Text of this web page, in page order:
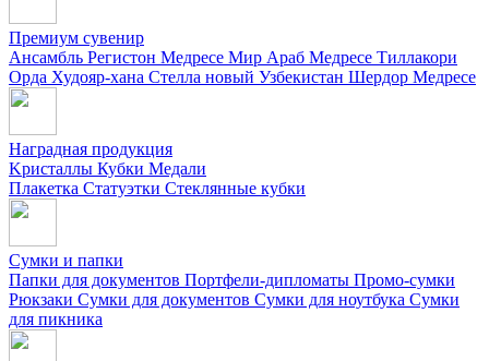
Премиум сувенир
Ансамбль Регистон Медресе Мир Араб Медресе Тиллакори
Орда Худояр-хана Стелла новый Узбекистан Шердор Медресе
Наградная продукция
Kристаллы Кубки Медали
Плакетка Статуэтки Стеклянные кубки
Сумки и папки
Папки для документов Портфели-дипломаты Промо-сумки
Рюкзаки Сумки для документов Сумки для ноутбука Сумки
для пикника